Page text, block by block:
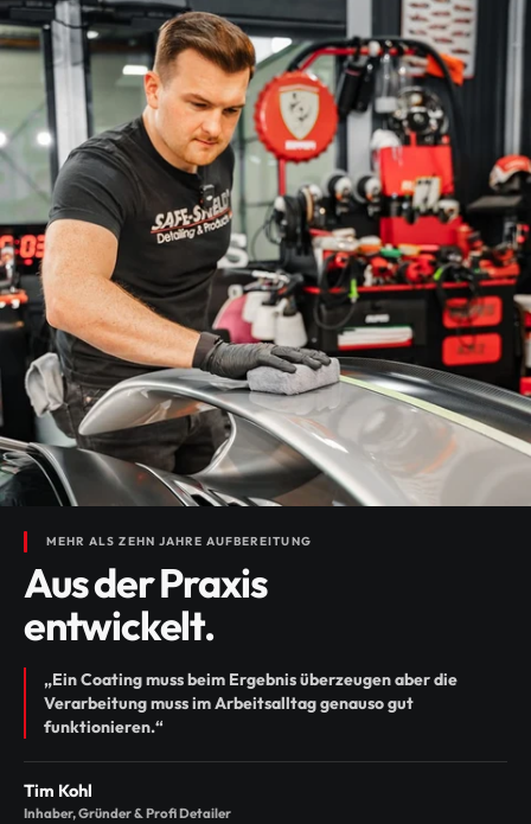
MEHR ALS ZEHN JAHRE AUFBEREITUNG
Aus der Praxis
entwickelt.
„Ein Coating muss beim Ergebnis überzeugen aber die
Verarbeitung muss im Arbeitsalltag genauso gut
funktionieren.“
Tim Kohl
Inhaber, Gründer & Profi Detailer